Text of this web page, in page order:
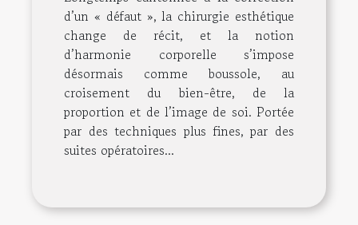
d’un « défaut », la chirurgie esthétique
change de récit, et la notion
d’harmonie corporelle s’impose
désormais comme boussole, au
croisement du bien-être, de la
proportion et de l’image de soi. Portée
par des techniques plus fines, par des
suites opératoires...